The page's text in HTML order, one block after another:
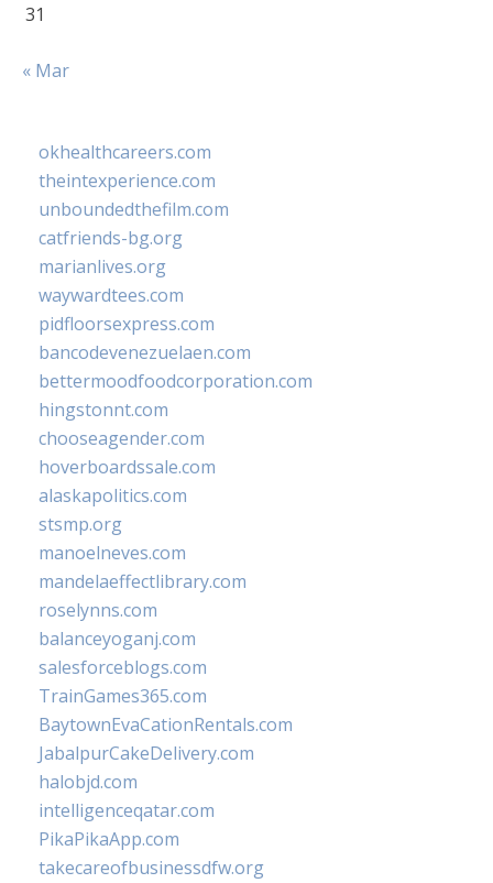
31
« Mar
okhealthcareers.com
theintexperience.com
unboundedthefilm.com
catfriends-bg.org
marianlives.org
waywardtees.com
pidfloorsexpress.com
bancodevenezuelaen.com
bettermoodfoodcorporation.com
hingstonnt.com
chooseagender.com
hoverboardssale.com
alaskapolitics.com
stsmp.org
manoelneves.com
mandelaeffectlibrary.com
roselynns.com
balanceyoganj.com
salesforceblogs.com
TrainGames365.com
BaytownEvaCationRentals.com
JabalpurCakeDelivery.com
halobjd.com
intelligenceqatar.com
PikaPikaApp.com
takecareofbusinessdfw.org